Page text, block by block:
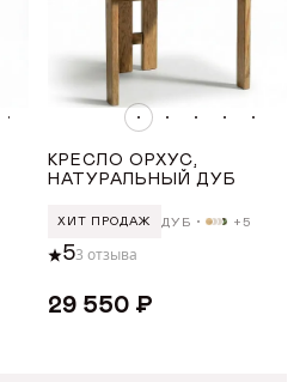
(СМ)
(СМ)
КРЕСЛО ОРХУС,
НАТУРАЛЬНЫЙ ДУБ
ХИТ ПРОДАЖ ДУБ +5
53 отзыва
29 550 ₽